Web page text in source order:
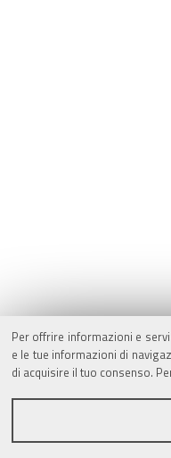
Per offrire informazioni e
e le tue informazioni di
di acquisire il tuo consenso.